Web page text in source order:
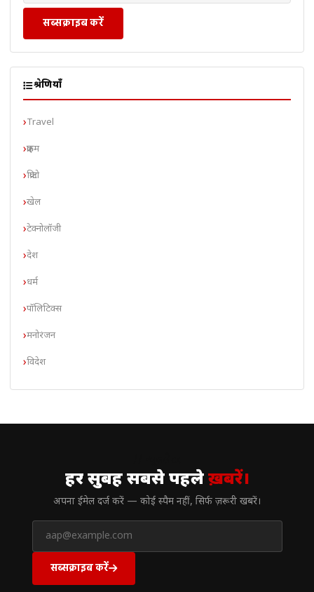
सब्सक्राइब करें
श्रेणियाँ
Travel
क्राइम
क्रिप्टो
खेल
टेक्नोलॉजी
देश
धर्म
पॉलिटिक्स
मनोरंजन
विदेश
हर सुबह सबसे पहलेख़बरें।
अपना ईमेल दर्ज करें — कोई स्पैम नहीं, सिर्फ ज़रूरी खबरें।
सब्सक्राइब करें